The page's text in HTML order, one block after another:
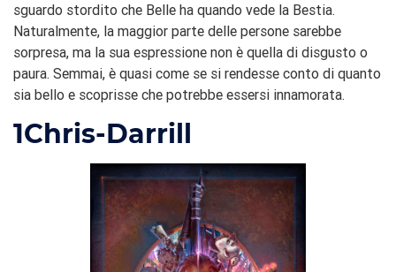
sguardo stordito che Belle ha quando vede la Bestia.
Naturalmente, la maggior parte delle persone sarebbe
sorpresa, ma la sua espressione non è quella di disgusto o
paura. Semmai, è quasi come se si rendesse conto di quanto
sia bello e scoprisse che potrebbe essersi innamorata.
1Chris-Darrill